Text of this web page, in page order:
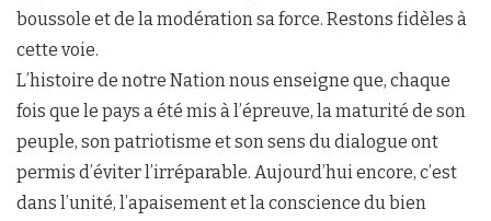
boussole et de la modération sa force. Restons fidèles à
cette voie.
L’histoire de notre Nation nous enseigne que, chaque
fois que le pays a été mis à l’épreuve, la maturité de son
peuple, son patriotisme et son sens du dialogue ont
permis d’éviter l’irréparable. Aujourd’hui encore, c’est
dans l’unité, l’apaisement et la conscience du bien